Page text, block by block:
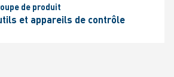
de produit
et appareils de contrôle